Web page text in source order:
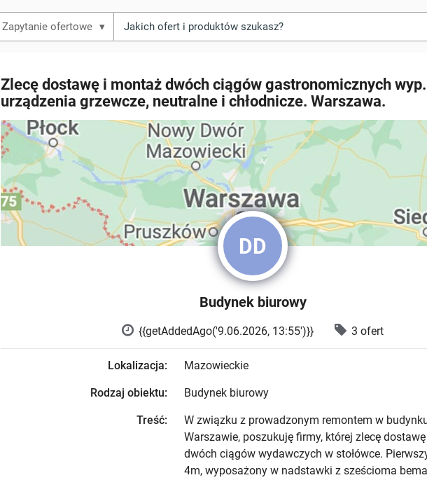
▾
Zlecę dostawę i montaż dwóch ciągów gastronomicznych
urządzenia grzewcze, neutralne i chłodnicze. Warszawa.
DD
Budynek biurowy
{{getAddedAgo('9.06.2026, 13:55')}} 3 ofert
Lokalizacja: Mazowieckie
Rodzaj obiektu: Budynek biurowy
Treść:
W związku z prowadzonym remontem w
Warszawie, poszukuję firmy, której zlecę
dwóch ciągów wydawczych w stołówce.
4m, wyposażony w nadstawki z sześcioma